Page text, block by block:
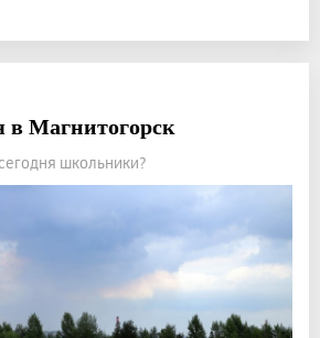
в Магнитогорск
школьники?